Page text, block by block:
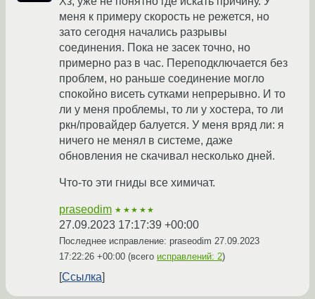
меня к примеру скорость не режется, но
зато сегодня начались разрывы
соединения. Пока не засек точно, но
примерно раз в час. Переподключается без
проблем, но раньше соединение могло
спокойно висеть сутками непрерывно. И то
ли у меня проблемы, то ли у хостера, то ли
ркн/провайдер балуется. У меня вряд ли: я
ничего не менял в системе, даже
обновления не скачивал несколько дней.
Что-то эти гниды все химичат.
praseodim ★★★★★
27.09.2023 17:17:39 +00:00
Последнее исправление: praseodim 27.09.2023
17:22:26 +00:00 (всего исправлений: 2)
Ссылка